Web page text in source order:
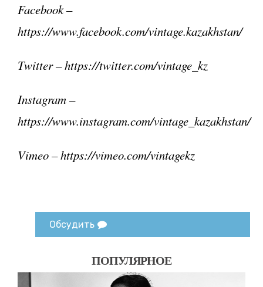
Facebook –
https://www.facebook.com/vintage.kazakhstan/
Twitter – https://twitter.com/vintage_kz
Instagram –
https://www.instagram.com/vintage_kazakhstan/
Vimeo – https://vimeo.com/vintagekz
Обсудить
ПОПУЛЯРНОЕ